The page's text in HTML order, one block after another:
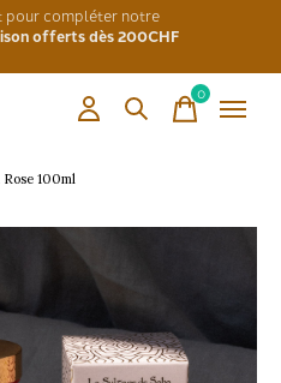
pour compléter notre
offerts dès 200CHF
0items
Rose 100ml